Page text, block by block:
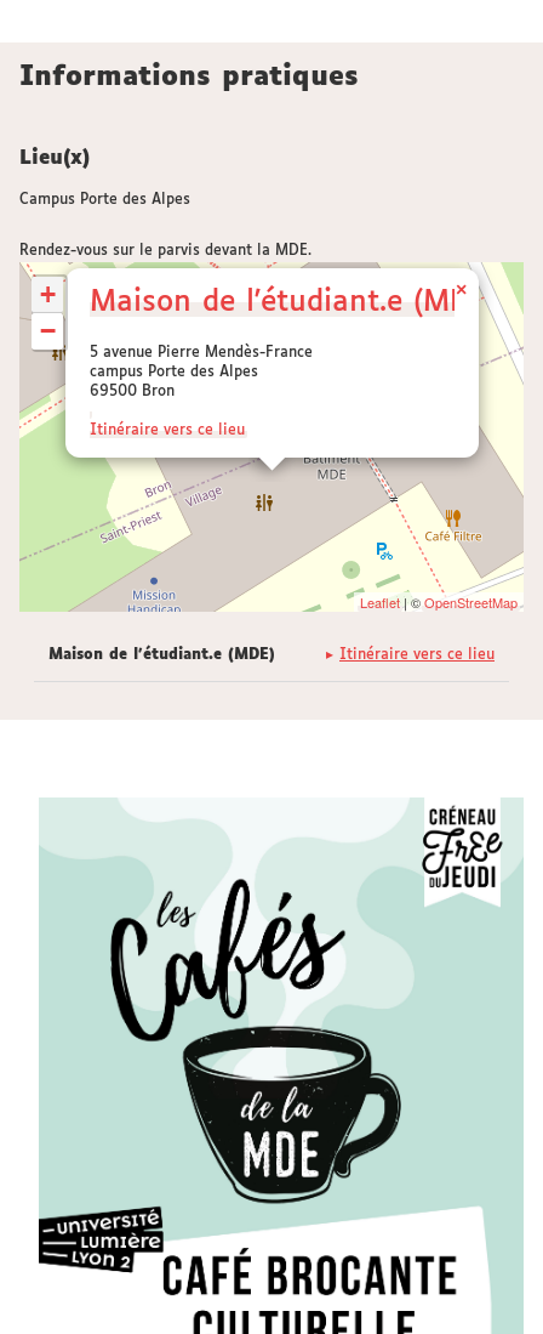
Informations pratiques
Lieu(x)
Campus Porte des Alpes
Rendez-vous sur le parvis devant la MDE.
Maison de l'étudiant.e (MDE)
5 avenue Pierre Mendès-France
campus Porte des Alpes
69500 Bron
Itinéraire vers ce lieu
×
+
−
Leaflet | ©OpenStreetMap
Itinéraire vers ce lieu
Maison de l'étudiant.e (MDE)